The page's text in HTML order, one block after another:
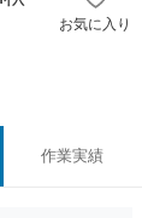
お気に入り
作業実績